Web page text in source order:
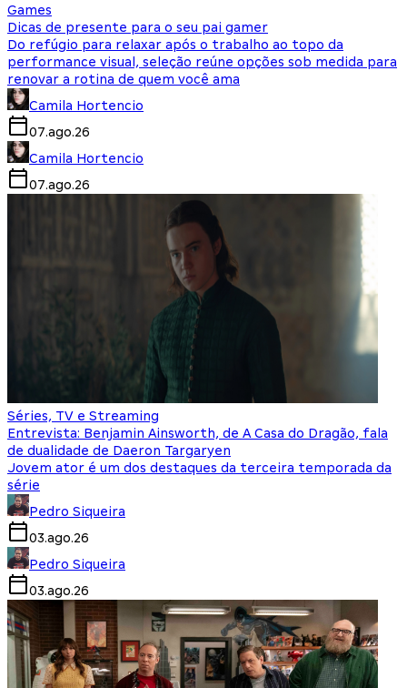
Games
Dicas de presente para o seu pai gamer
Do refúgio para relaxar após o trabalho ao topo da
performance visual, seleção reúne opções sob medida para
renovar a rotina de quem você ama
Camila Hortencio
07.ago.26
Camila Hortencio
07.ago.26
Séries, TV e Streaming
Entrevista: Benjamin Ainsworth, de A Casa do Dragão, fala
de dualidade de Daeron Targaryen
Jovem ator é um dos destaques da terceira temporada da
série
Pedro Siqueira
03.ago.26
Pedro Siqueira
03.ago.26